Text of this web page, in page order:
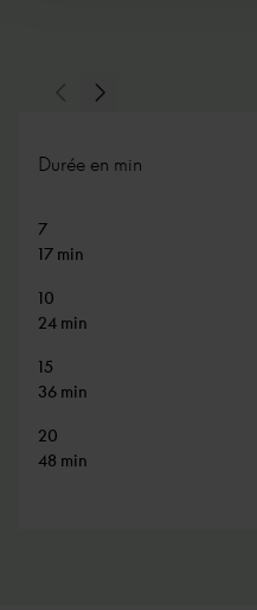
Slide précédente
Slide suivante
Durée en min
7
17 min
10
24 min
15
36 min
20
48 min